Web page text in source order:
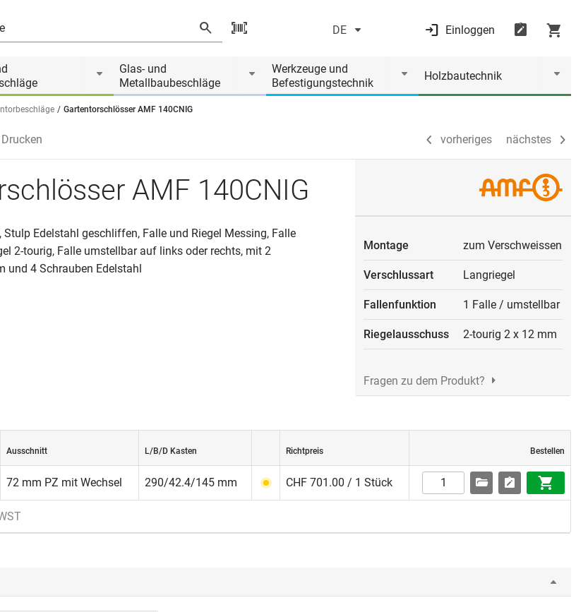
DE Einloggen
Glas- und
Metallbaubeschläge
Werkzeuge und
Befestigungstechnik
Holzbautechnik
Gartentorschlösser AMF 140CNIG
vorheriges nächstes
Drucken vorheriges nächstes
AMF 140CNIG
Edelstahl geschliffen, Falle und Riegel Messing, Falle
2-tourig, Falle umstellbar auf links oder rechts, mit 2
und 4 Schrauben Edelstahl
Montage zum Verschweissen
Verschlussart Langriegel
Fallenfunktion 1 Falle / umstellbar
Riegelausschuss 2-tourig 2 x 12 mm
Fragen zu dem Produkt?
Ausschnitt L/B/D Kasten Richtpreis Bestellen
72 mm PZ mit Wechsel 290/42.4/145 mm CHF 701.00 / 1 Stück